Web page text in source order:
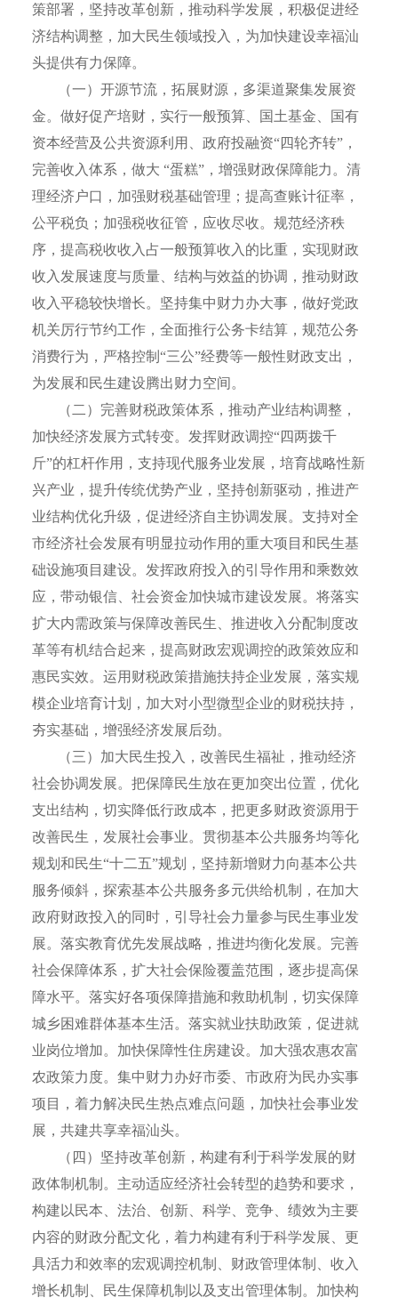
策部署，坚持改革创新，推动科学发展，积极促进经
济结构调整，加大民生领域投入，为加快建设幸福汕
头提供有力保障。
（一）开源节流，拓展财源，多渠道聚集发展资
金。做好促产培财，实行一般预算、国土基金、国有
资本经营及公共资源利用、政府投融资“四轮齐转”，
完善收入体系，做大 “蛋糕”，增强财政保障能力。清
理经济户口，加强财税基础管理；提高查账计征率，
公平税负；加强税收征管，应收尽收。规范经济秩
序，提高税收收入占一般预算收入的比重，实现财政
收入发展速度与质量、结构与效益的协调，推动财政
收入平稳较快增长。坚持集中财力办大事，做好党政
机关厉行节约工作，全面推行公务卡结算，规范公务
消费行为，严格控制“三公”经费等一般性财政支出，
为发展和民生建设腾出财力空间。
（二）完善财税政策体系，推动产业结构调整，
加快经济发展方式转变。发挥财政调控“四两拨千
斤”的杠杆作用，支持现代服务业发展，培育战略性新
兴产业，提升传统优势产业，坚持创新驱动，推进产
业结构优化升级，促进经济自主协调发展。支持对全
市经济社会发展有明显拉动作用的重大项目和民生基
础设施项目建设。发挥政府投入的引导作用和乘数效
应，带动银信、社会资金加快城市建设发展。将落实
扩大内需政策与保障改善民生、推进收入分配制度改
革等有机结合起来，提高财政宏观调控的政策效应和
惠民实效。运用财税政策措施扶持企业发展，落实规
模企业培育计划，加大对小型微型企业的财税扶持，
夯实基础，增强经济发展后劲。
（三）加大民生投入，改善民生福祉，推动经济
社会协调发展。把保障民生放在更加突出位置，优化
支出结构，切实降低行政成本，把更多财政资源用于
改善民生，发展社会事业。贯彻基本公共服务均等化
规划和民生“十二五”规划，坚持新增财力向基本公共
服务倾斜，探索基本公共服务多元供给机制，在加大
政府财政投入的同时，引导社会力量参与民生事业发
展。落实教育优先发展战略，推进均衡化发展。完善
社会保障体系，扩大社会保险覆盖范围，逐步提高保
障水平。落实好各项保障措施和救助机制，切实保障
城乡困难群体基本生活。落实就业扶助政策，促进就
业岗位增加。加快保障性住房建设。加大强农惠农富
农政策力度。集中财力办好市委、市政府为民办实事
项目，着力解决民生热点难点问题，加快社会事业发
展，共建共享幸福汕头。
（四）坚持改革创新，构建有利于科学发展的财
政体制机制。主动适应经济社会转型的趋势和要求，
构建以民本、法治、创新、科学、竞争、绩效为主要
内容的财政分配文化，着力构建有利于科学发展、更
具活力和效率的宏观调控机制、财政管理体制、收入
增长机制、民生保障机制以及支出管理体制。加快构